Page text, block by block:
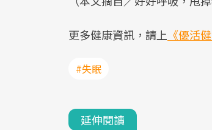
更多健康資訊，請上 《優活
#失眠
延伸閱讀